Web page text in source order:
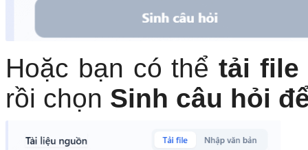
Hoặc bạn có thể tải file
rồi chọn Sinh câu hỏi